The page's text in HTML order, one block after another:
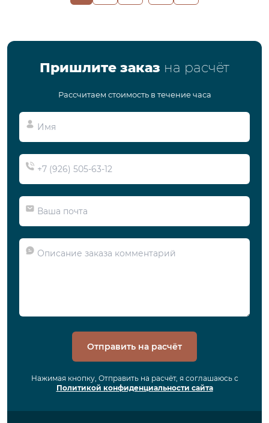
Пришлите заказ на расчёт
Рассчитаем стоимость в течение часа
Отправить на расчёт
Нажимая кнопку, Отправить на расчёт, я соглашаюсь с
Политикой конфиденциальности сайта